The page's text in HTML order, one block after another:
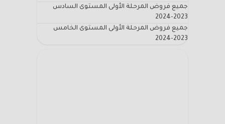
جميع فروض المرحلة الأولى المستوى السادس
2023-2024
جميع فروض المرحلة الأولى المستوى الخامس
2023-2024